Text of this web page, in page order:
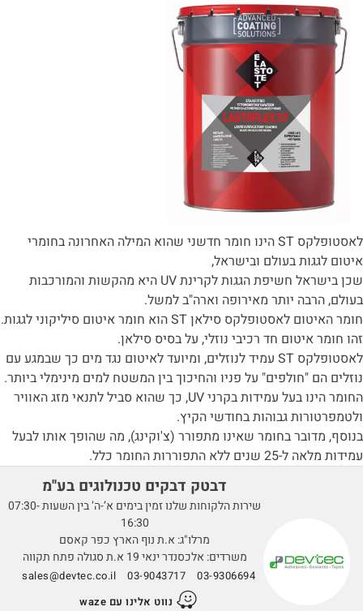
לאסטופלקס ST הינו חומר חדשני שהוא המילה האחרונה בחומרי
איטום לגגות בעולם ובישראל,
שכן בישראל חשיפת הגגות לקרינת UV היא מהקשות והמורכבות
בעולם, הרבה יותר מאירופה וארה"ב למשל.
חומר האיטום לאסטופלקס סילאן ST הוא חומר איטום סיליקוני לגגות.
זהו חומר איטום חד רכיבי נוזלי, על בסיס סילאן.
לאסטופלקס ST עמיד לנוזלים, ומיועד לאיטום נגד מים כך שבמגע עם
נוזלים הם "חולפים" על פניו והחיכוך בין המשטח למים מינימלי ביותר.
החומר הינו בעל עמידות בקרני UV, כך שהוא סביל לתנאי מזג האוויר
ולטמפרטורות גבוהות בחודשי הקיץ.
בנוסף, מדובר בחומר שאינו מתפורר (צ'וקינג), מה שהופך אותו לבעל
עמידות מלאה ל-25 שנים ללא התפוררות החומר כלל.
דבטק דבקים טכנולוגים בע''מ
שירות הלקוחות שלנו זמין בימים א’-ה’ בין השעות 07:30-
16:30
מרלו"ג: א.ת נוף הארץ כפר קאסם
משרדים: אלכסנדר ינאי 19 א.ת סגולה פתח תקווה
03-9306694
03-9043717
sales@devtec.co.il
נווט אלינו עם waze